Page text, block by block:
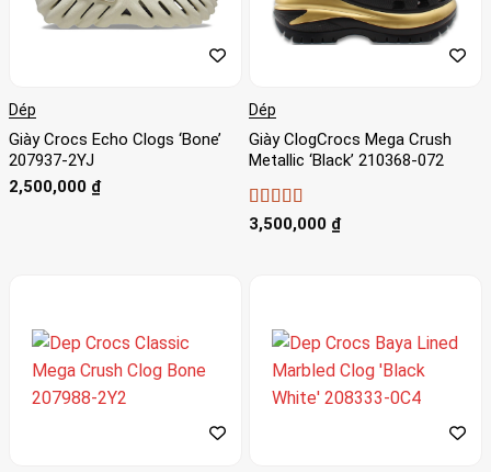
Dép
Giày Crocs Echo Clogs ‘Bone’
207937-2YJ
2,500,000 ₫
Dép
Giày ClogCrocs Mega Crush
Metallic ‘Black’ 210368-072
Được xếp
3,500,000 ₫